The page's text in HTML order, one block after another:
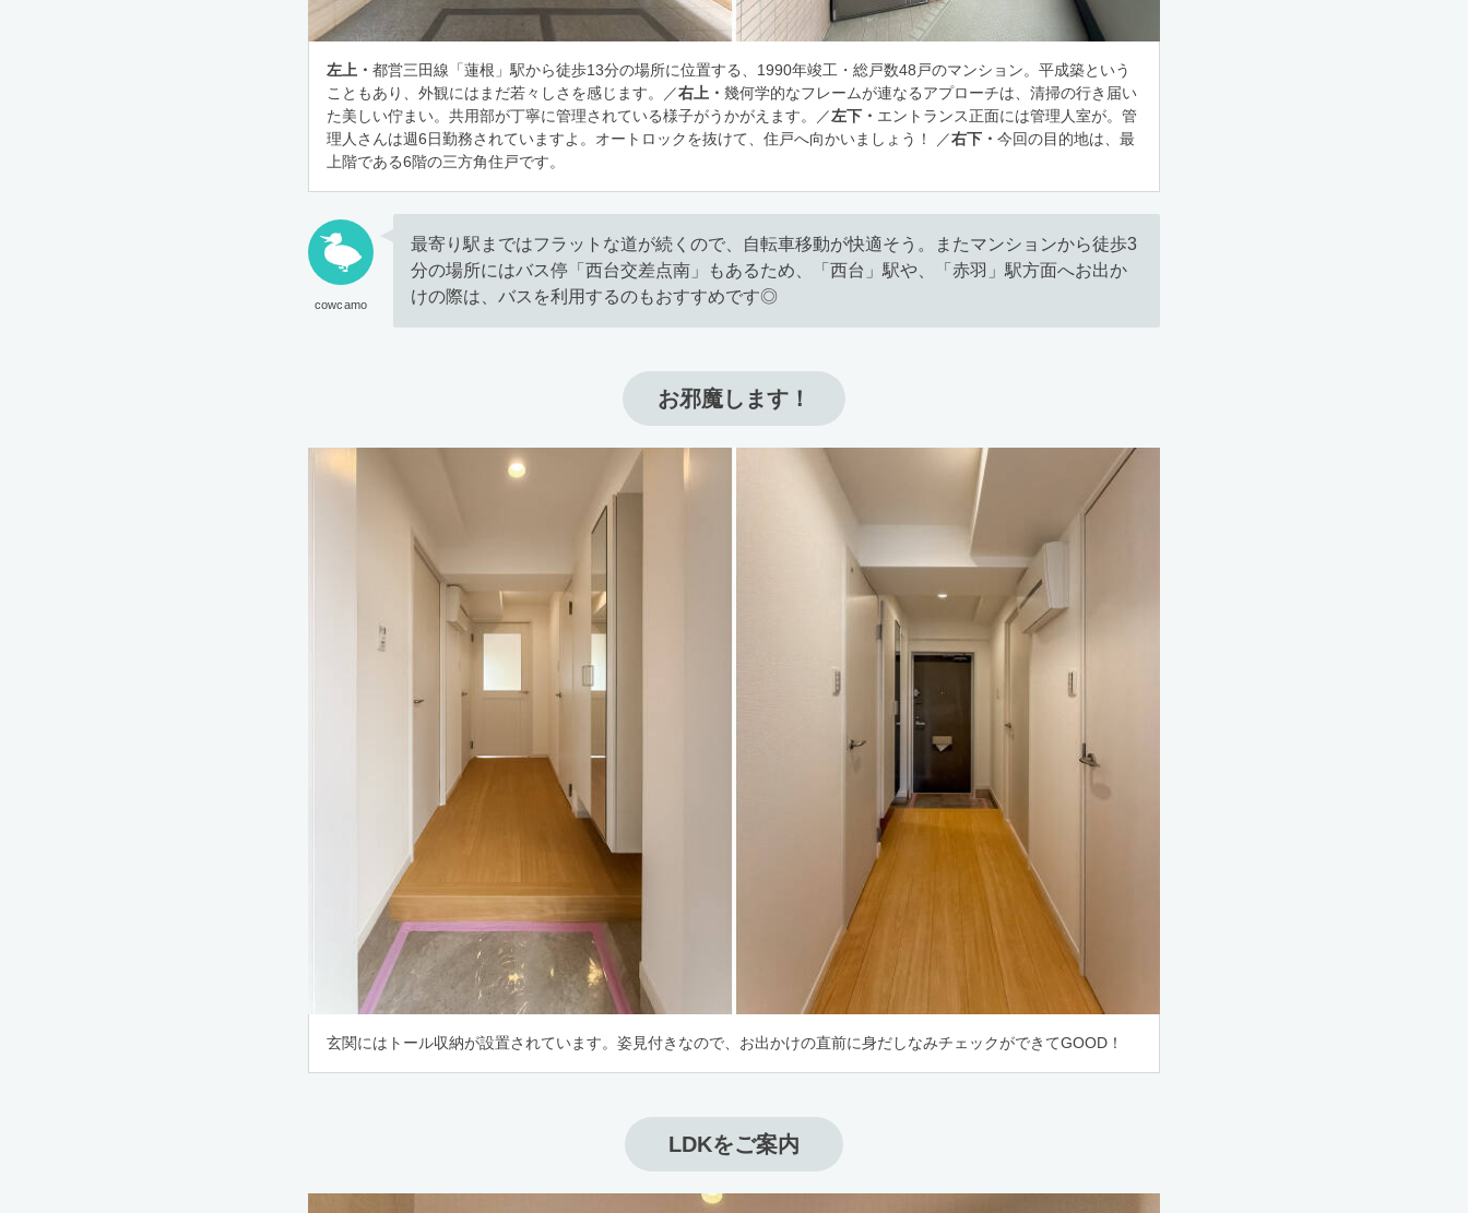
左上・ 都営三田線「蓮根」駅から徒歩13分の場所に位置する、1990年竣工・総戸数48戸のマンション。平成築という
こともあり、外観にはまだ若々しさを感じます。／右上・ 幾何学的なフレームが連なるアプローチは、清掃の行き届い
た美しい佇まい。共用部が丁寧に管理されている様子がうかがえます。／左下・ エントランス正面には管理人室が。管
理人さんは週6日勤務されていますよ。オートロックを抜けて、住戸へ向かいましょう！ ／右下・ 今回の目的地は、最
上階である6階の三方角住戸です。
cowcamo
最寄り駅まではフラットな道が続くので、自転車移動が快適そう。またマンションから徒歩3
分の場所にはバス停「西台交差点南」もあるため、「西台」駅や、「赤羽」駅方面へお出か
けの際は、バスを利用するのもおすすめです◎
お邪魔します！
玄関にはトール収納が設置されています。姿見付きなので、お出かけの直前に身だしなみチェックができてGOOD！
LDKをご案内